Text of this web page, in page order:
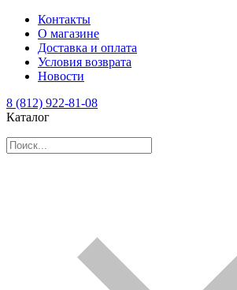
Контакты
О магазине
Доставка и оплата
Условия возврата
Новости
8 (812) 922-81-08
Каталог